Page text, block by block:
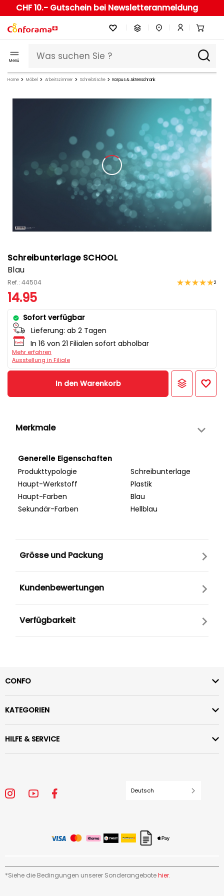
CHF 10.- Gutschein bei Newsletteranmeldung
Menü
Home Möbel Arbeitszimmer Schreibtische Korpus & Aktenschrank
Schreibunterlage SCHOOL
Blau
Ref.: 44504 2
14.95
Sofort verfügbar
Lieferung: ab 2 Tagen
In 16 von 21 Filialen sofort abholbar
Mehr erfahren
Ausstellung in Filiale
In den Warenkorb
Merkmale
Generelle Eigenschaften
Produkttypologie
Schreibunterlage
Haupt-Werkstoff
Plastik
Haupt-Farben
Blau
Sekundär-Farben
Hellblau
Grösse und Packung
Kundenbewertungen
Verfügbarkeit
CONFO
KATEGORIEN
HILFE & SERVICE
Deutsch
*Siehe die Bedingungen unserer Sonderangebotehier.